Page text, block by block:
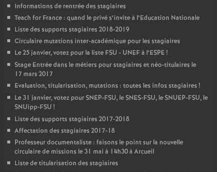
Informations de rentrée des stagiaires
Teach for France : quand le privé s’invite à l’Education Nationale
Liste des supports stagiaires 2018-2019
Circulaire mutations inter-académique pour les stagiaires
Le 25 janvier, votez pour la liste FSU - UNEFà l’ESPE !
Stage Entrée dans le métiers pour stagiaires et néo-titulaires le
17 mars 2017
Evaluation, titularisation, mutations : toutes les infos stagiaires !
Le 31 janvier, votez pourSNEP-FSU, leSNES-FSU, leSNUEP-FSU, le
SNUipp-FSU !
Liste des supports stagiaires 2017-2018
Affectation des stagiaires 2017-18
Professeur documentaliste : faisons le point sur la nouvelle
circulaire de missions le 31 mai à 14h30 à Arcueil
Liste de titularisation des stagiaires